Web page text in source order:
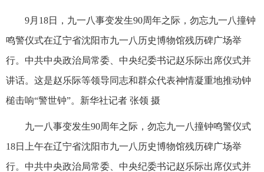
9月18日，九一八事变发生90周年之际，勿忘九一八撞钟
鸣警仪式在辽宁省沈阳市九一八历史博物馆残历碑广场举
行。中共中央政治局常委、中央纪委书记赵乐际出席仪式并
讲话。这是赵乐际等领导同志和群众代表神情凝重地推动钟
槌击响“警世钟”。新华社记者 张领 摄
九一八事变发生90周年之际，勿忘九一八撞钟鸣警仪式
18日上午在辽宁省沈阳市九一八历史博物馆残历碑广场举
行。中共中央政治局常委、中央纪委书记赵乐际出席仪式并